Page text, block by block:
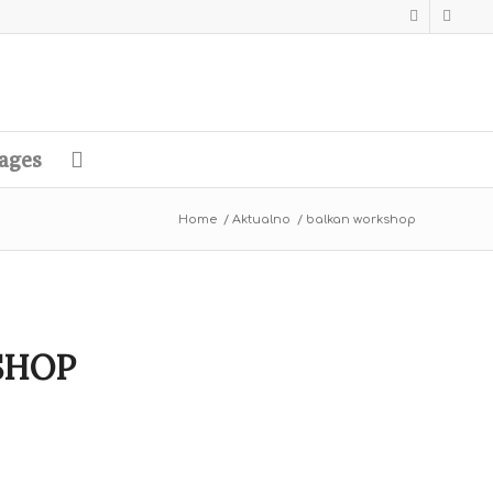
Home / Aktualno / balkan workshop